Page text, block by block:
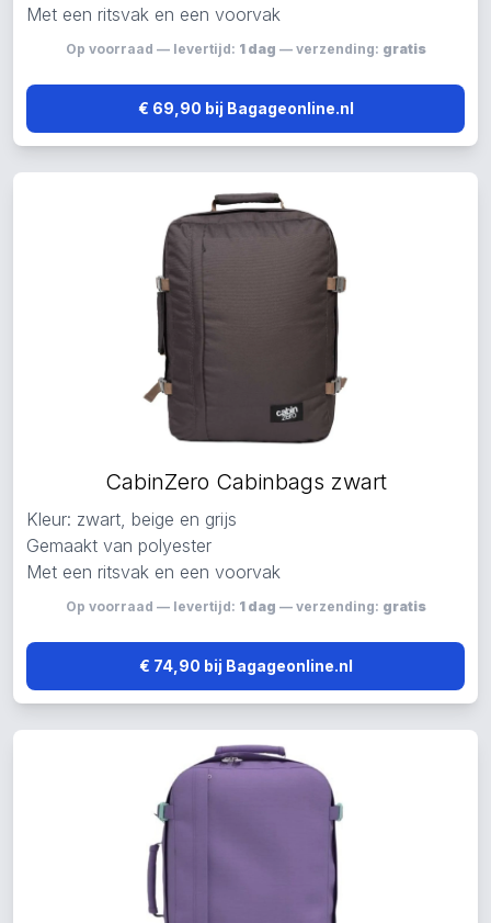
Met een ritsvak en een voorvak
Op voorraad — levertijd: 1 dag — verzending: gratis
€ 69,90 bij Bagageonline.nl
CabinZero Cabinbags zwart
Kleur: zwart, beige en grijs
Gemaakt van polyester
Met een ritsvak en een voorvak
Op voorraad — levertijd: 1 dag — verzending: gratis
€ 74,90 bij Bagageonline.nl